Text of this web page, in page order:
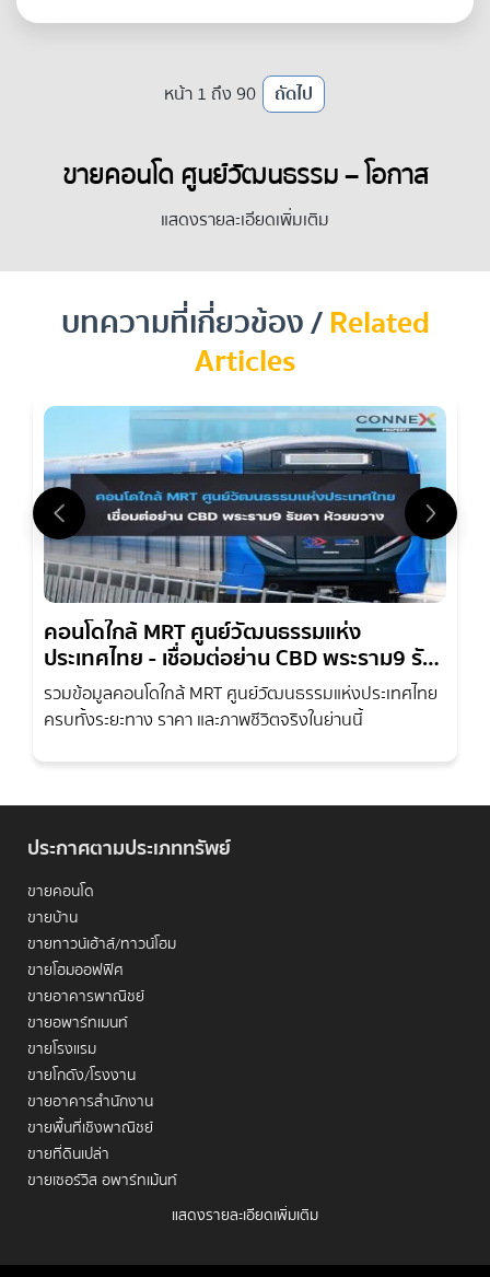
หน้า 1 ถึง 90 ถัดไป
ขายคอนโด ศูนย์วัฒนธรรม – โอกาส
ลงทุนที่แข็งแกร่งในย่าน CBD และ
และเจ้าของคอนโด
คุณคือนักวิเคราะห์ นักลงทุน หรือเจ้าของคอนโดที่ต้องการ ขาย
คอนโด ศูนย์วัฒนธรรม และกำลังมองหาข้อมูลเชิงลึกและการ
วิเคราะห์ตลาดเพื่อประกอบการตัดสินใจซื้อหรือขายใช่ไหม?
เติบโตอย่างต่อเนื่องของทำเลนี้
1. ศูนย์วัฒนธรรม: ทำเลทองของการ
ลงทุนคอนโดในย่านธุรกิจและวัฒนธรรม
การลงทุนในคอนโดมิเนียมย่าน
สินทรัพย์ที่ตั้งอยู่ในทำเลที่เปี่ยมไปด้วยศักยภาพที่หลากหลาย เป็น
ย่านที่ผสมผสานความคึกคักของย่านธุรกิจเข้ากับความสงบของ
แหล่งวัฒนธรรมได้อย่างลงตัว
การลงทุนคอนโดในย่านธุรกิจและวัฒนธรรม
ศักยภาพทำเล: การเป็นย่านธุรกิจสำคัญ, ใกล้สำนักงานใหญ่,
แสดงรายละเอียดเพิ่มเติม
บทความที่เกี่ยวข้อง /Related
Articles
คอนโดใกล้ MRT ศูนย์วัฒนธรรมแห่ง
ประเทศไทย - เชื่อมต่อย่าน CBD พระราม9 รัช
ดา ห้วยขวาง
รวมข้อมูลคอนโดใกล้ MRT ศูนย์วัฒนธรรมแห่งประเทศไทย
ครบทั้งระยะทาง ราคา และภาพชีวิตจริงในย่านนี้
ประกาศตามประเภททรัพย์
ขายคอนโด
ขายบ้าน
ขายทาวน์เฮ้าส์/ทาวน์โฮม
ขายโฮมออฟฟิศ
ขายอาคารพาณิชย์
ขายอพาร์ทเมนท์
ขายโรงแรม
ขายโกดัง/โรงงาน
ขายอาคารสำนักงาน
ขายพื้นที่เชิงพาณิชย์
ขายที่ดินเปล่า
ขายเซอร์วิส อพาร์ทเม้นท์
เช่าบ้าน
แสดงรายละเอียดเพิ่มเติม